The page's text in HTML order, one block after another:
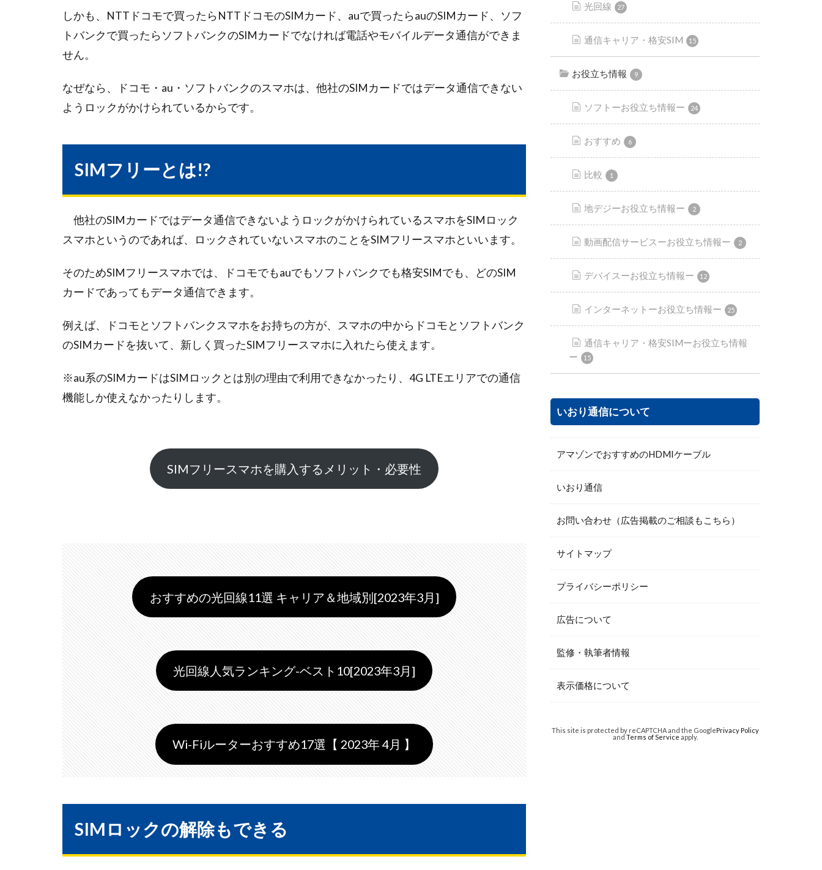
しかも、NTTドコモで買ったらNTTドコモのSIMカード、auで買ったらauのSIMカード、ソフ
トバンクで買ったらソフトバンクのSIMカードでなければ電話やモバイルデータ通信ができま
せん。
なぜなら、ドコモ・au・ソフトバンクのスマホは、他社のSIMカードではデータ通信できない
ようロックがかけられているからです。
SIMフリーとは!?
他社のSIMカードではデータ通信できないようロックがかけられているスマホをSIMロック
スマホというのであれば、ロックされていないスマホのことをSIMフリースマホといいます。
そのためSIMフリースマホでは、ドコモでもauでもソフトバンクでも格安SIMでも、どのSIM
カードであってもデータ通信できます。
例えば、ドコモとソフトバンクスマホをお持ちの方が、スマホの中からドコモとソフトバンク
のSIMカードを抜いて、新しく買ったSIMフリースマホに入れたら使えます。
※au系のSIMカードはSIMロックとは別の理由で利用できなかったり、4G LTEエリアでの通信
機能しか使えなかったりします。
SIMフリースマホを購入するメリット・必要性
おすすめの光回線11選 キャリア＆地域別[2023年3月]
光回線人気ランキング-ベスト10[2023年3月]
Wi-Fiルーターおすすめ17選【 2023年 4月 】
SIMロックの解除もできる
光回線 27
通信キャリア・格安SIM 15
お役立ち情報 9
ソフトーお役立ち情報ー 24
おすすめ 6
比較 1
地デジーお役立ち情報ー 2
動画配信サービスーお役立ち情報ー 2
デバイスーお役立ち情報ー 12
インターネットーお役立ち情報ー 25
通信キャリア・格安SIMーお役立ち情報
ー
15
いおり通信について
アマゾンでおすすめのHDMIケーブル
いおり通信
お問い合わせ（広告掲載のご相談もこちら）
サイトマップ
プライバシーポリシー
広告について
監修・執筆者情報
表示価格について
This site is protected by reCAPTCHA and the GooglePrivacy Policy
and Terms of Service apply.